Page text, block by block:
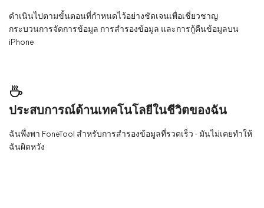
ดำเนินไปตามขั้นตอนที่กำหนดไว้อย่างชัดเจนเพื่อเชี่ยวชาญ
กระบวนการจัดการข้อมูล การสำรองข้อมูล และการกู้คืนข้อมูลบน
iPhone
ประสบการณ์ด้านเทคโนโลยีในชีวิตของฉัน
ฉันพึ่งพา FoneTool สำหรับการสำรองข้อมูลที่รวดเร็ว - มันไม่เคยทำให้
ฉันผิดหวัง